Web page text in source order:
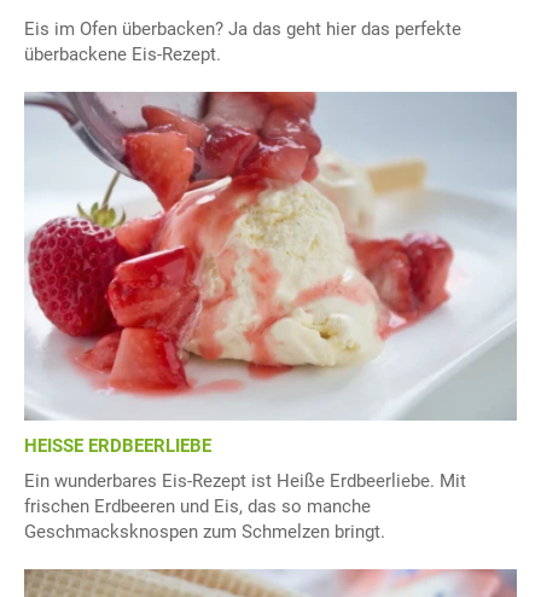
Eis im Ofen überbacken? Ja das geht hier das perfekte
überbackene Eis-Rezept.
HEISSE ERDBEERLIEBE
Ein wunderbares Eis-Rezept ist Heiße Erdbeerliebe. Mit
frischen Erdbeeren und Eis, das so manche
Geschmacksknospen zum Schmelzen bringt.